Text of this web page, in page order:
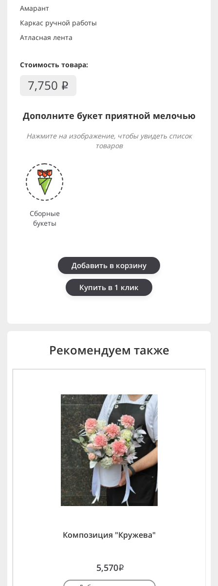
Амарант
Каркас ручной работы
Атласная лента
Стоимость товара:
7,750 i
Дополните букет приятной мелочью
Нажмите на изображение, чтобы увидеть список
товаров
Сборные
букеты
Добавить в корзину
Купить в 1 клик
Рекомендуем также
Композиция "Кружева"
5,570i